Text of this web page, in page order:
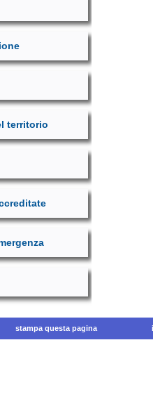
territorio
stampa questa pagina